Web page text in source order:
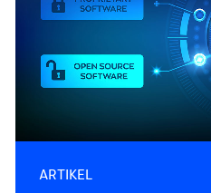
ARTIKEL